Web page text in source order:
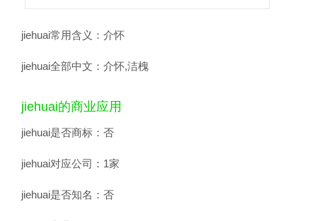
jiehuai常用含义： 介怀
jiehuai全部中文： 介怀,洁槐
jiehuai的商业应用
jiehuai是否商标： 否
jiehuai对应公司： 1家
jiehuai是否知名： 否